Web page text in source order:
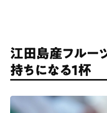
江田島産フルー
持ちになる1杯